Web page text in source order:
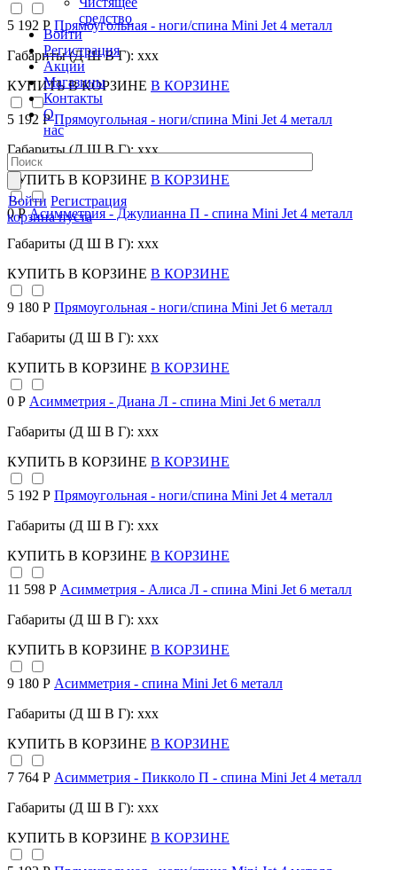
средство
Войти
Регистрация
Акции
Магазины
Контакты
О
нас
Войти Регистрация
корзина пуста
5 192 Р Прямоугольная - ноги/спина Mini Jet 4 металл
Габариты (Д Ш В Г): xxx
КУПИТЬ В КОРЗИНЕ В КОРЗИНЕ
5 192 РПрямоугольная - ноги/спина Mini Jet 4 металл
Габариты (Д Ш В Г): xxx
КУПИТЬ В КОРЗИНЕ В КОРЗИНЕ
0 РАсимметрия - Джулианна П - спина Mini Jet 4 металл
Габариты (Д Ш В Г): xxx
КУПИТЬ В КОРЗИНЕ В КОРЗИНЕ
9 180 Р Прямоугольная - ноги/спина Mini Jet 6 металл
Габариты (Д Ш В Г): xxx
КУПИТЬ В КОРЗИНЕ В КОРЗИНЕ
0 Р Асимметрия - Диана Л - спина Mini Jet 6 металл
Габариты (Д Ш В Г): xxx
КУПИТЬ В КОРЗИНЕ В КОРЗИНЕ
5 192 Р Прямоугольная - ноги/спина Mini Jet 4 металл
Габариты (Д Ш В Г): xxx
КУПИТЬ В КОРЗИНЕ В КОРЗИНЕ
11 598 Р Асимметрия - Алиса Л - спина Mini Jet 6 металл
Габариты (Д Ш В Г): xxx
КУПИТЬ В КОРЗИНЕ В КОРЗИНЕ
9 180 Р Асимметрия - спина Mini Jet 6 металл
Габариты (Д Ш В Г): xxx
КУПИТЬ В КОРЗИНЕ В КОРЗИНЕ
7 764 Р Асимметрия - Пикколо П - спина Mini Jet 4 металл
Габариты (Д Ш В Г): xxx
КУПИТЬ В КОРЗИНЕ В КОРЗИНЕ